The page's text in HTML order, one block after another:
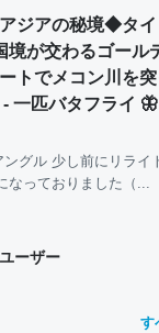
ジアの秘境◆タイ
境が交わるゴール
トでメコン川を
一匹バタフライ
グル 少し前にリライ
なっておりました（...
ーザー
す